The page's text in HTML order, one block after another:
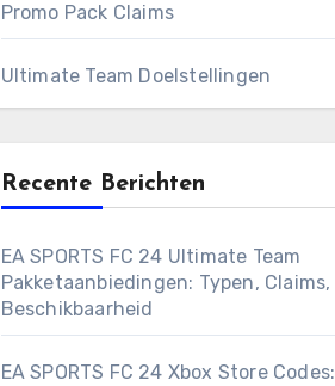
Promo Pack Claims
Ultimate Team Doelstellingen
Recente Berichten
EA SPORTS FC 24 Ultimate Team
Pakketaanbiedingen: Typen, Claims,
Beschikbaarheid
EA SPORTS FC 24 Xbox Store Codes: